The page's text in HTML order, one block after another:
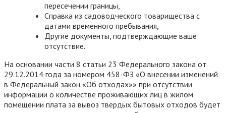
пересечении границы,
Справка из садоводческого товарищества с
датами временного пребывания,
Другие документы, подтверждающие ваше
отсутствие.
На основании части 8 статьи 23 Федерального закона от
29.12.2014 года за номером 458-ФЗ «О внесении изменений
в Федеральный закон «Об отходах»» при отсутствии
информации о количестве проживающих лиц в жилом
помещении плата за вывоз твердых бытовых отходов будет